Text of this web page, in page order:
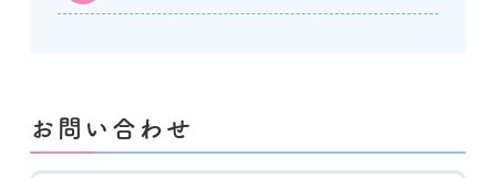
お問い合わせ